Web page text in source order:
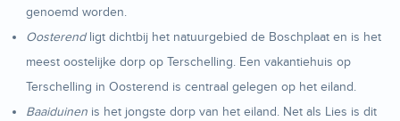
genoemd worden.
Oosterendligt dichtbij het natuurgebied de Boschplaat en is het
meest oostelijke dorp op Terschelling. Een vakantiehuis op
Terschelling in Oosterend is centraal gelegen op het eiland.
Baaiduinen is het jongste dorp van het eiland. Net als Lies is dit